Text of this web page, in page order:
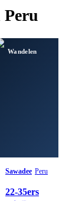
Peru
Wandelen
Sawadee Peru
22-35ers